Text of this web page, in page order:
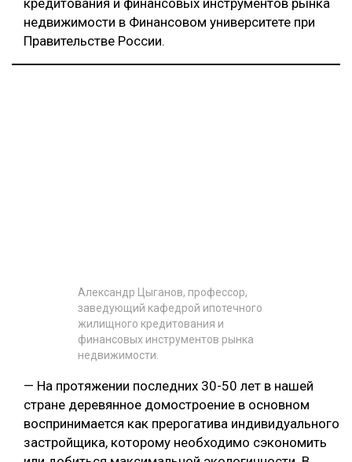
кредитования и финансовых инструментов рынка
недвижимости в Финансовом университете при
Правительстве России.
Александр Цыганов, профессор,
заведующий кафедрой ипотечного
жилищного кредитования и
финансовых инструментов рынка
недвижимости.
— На протяжении последних 30-50 лет в нашей
стране деревянное домостроение в основном
воспринимается как прерогатива индивидуального
застройщика, которому необходимо сэкономить